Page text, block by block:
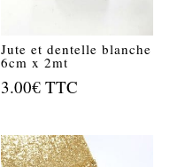
Jute et dentelle blanche
6cm x 2mt
3.00€ TTC